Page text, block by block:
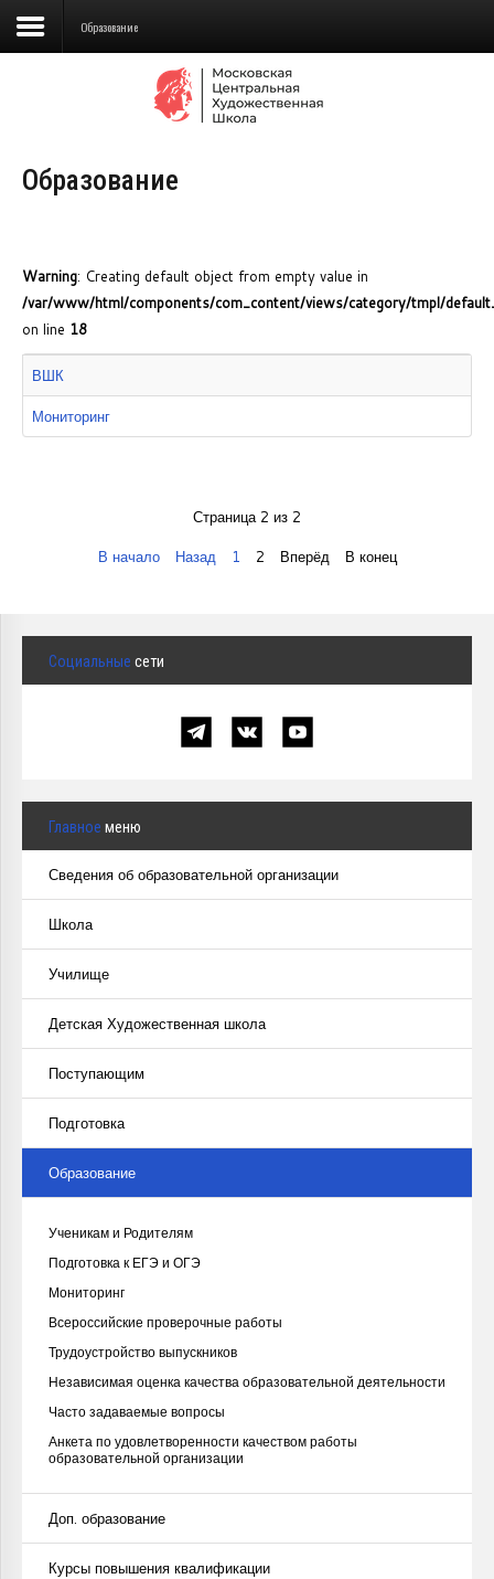
Сведения об образовательной
Школа
Детская Художественная школа
Поступающим
Подготовка
Образование
Курсы повышения квалификации
Центр непрерывного образования
Творческий инкубатор
Образование
Образование
Warning: Creating default object from empty value in
/var/www/html/components/com_content/views/category/tmpl/
on line 18
ВШК
Мониторинг
Страница 2 из 2
В начало
Назад 1 2 Вперёд В конец
Социальные сети
Главное меню
Сведения об образовательной организации
Школа
Училище
Детская Художественная школа
Поступающим
Подготовка
Образование
Ученикам и Родителям
Подготовка к ЕГЭ и ОГЭ
Мониторинг
Всероссийские проверочные работы
Трудоустройство выпускников
Независимая оценка качества образовательной деятельности
Часто задаваемые вопросы
Анкета по удовлетворенности качеством работы
образовательной организации
Доп. образование
Курсы повышения квалификации